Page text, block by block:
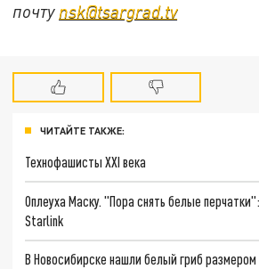
почту nsk@tsargrad.tv
ЧИТАЙТЕ ТАКЖЕ:
Технофашисты XXI века
Оплеуха Маску. "Пора снять белые
Starlink
В Новосибирске нашли белый гриб размером